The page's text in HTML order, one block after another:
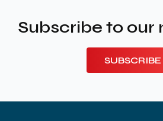
Subscribe to our
SUBSCRIBE